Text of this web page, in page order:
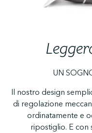
UN
Il nostro design
di regolazione
ordinatamente e
ripostiglio. E